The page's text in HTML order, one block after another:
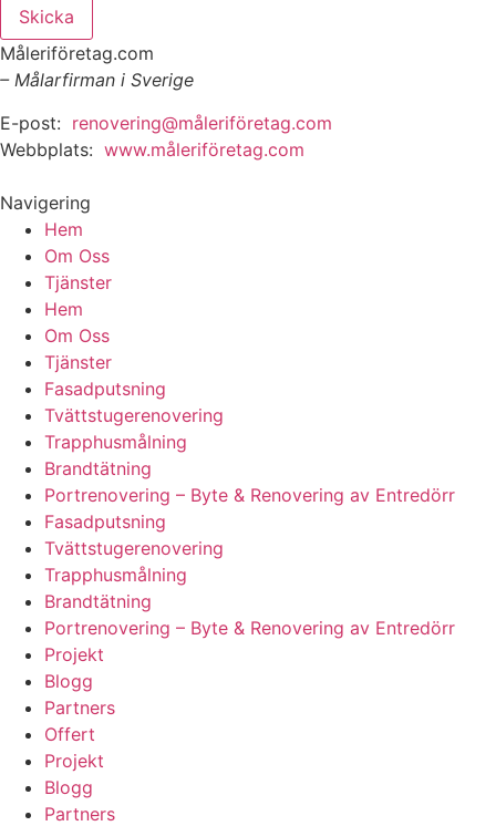
Skicka
Måleriföretag.com
– Målarfirman i Sverige
E-post: renovering@måleriföretag.com
Webbplats: www.måleriföretag.com
Navigering
Hem
Om Oss
Tjänster
Hem
Om Oss
Tjänster
Fasadputsning
Tvättstugerenovering
Trapphusmålning
Brandtätning
Portrenovering – Byte & Renovering av Entredörr
Fasadputsning
Tvättstugerenovering
Trapphusmålning
Brandtätning
Portrenovering – Byte & Renovering av Entredörr
Projekt
Blogg
Partners
Offert
Projekt
Blogg
Partners